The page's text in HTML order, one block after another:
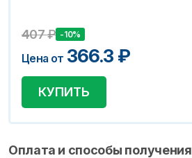
407₽ -10%
Цена от 366.3 ₽
КУПИТЬ
Оплата и способы получения